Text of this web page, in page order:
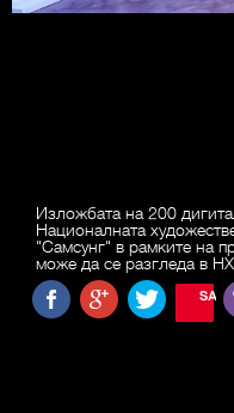
Изложбата на 200
Националната
"Самсунг" в рамките на
може да се разгледа в
SAVE